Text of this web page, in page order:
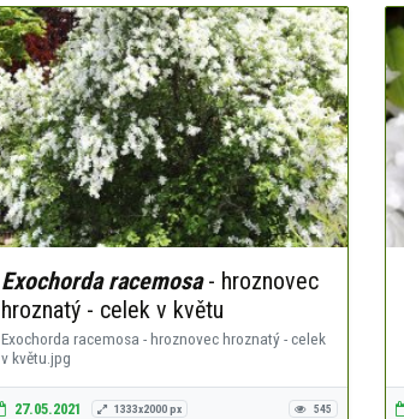
Exochorda racemosa- hroznovec
hroznatý - celek v květu
Exochorda racemosa - hroznovec hroznatý - celek
v květu.jpg
27.05.2021 1333x2000 px 545